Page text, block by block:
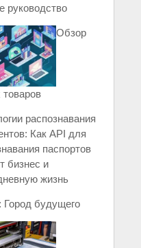
руководство
Обзор
распознавания
Как API для
паспортов
бизнес и
жизнь
Город будущего